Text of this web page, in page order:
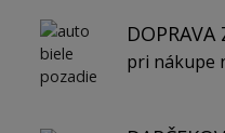
DOPRAVA
pri nákupe